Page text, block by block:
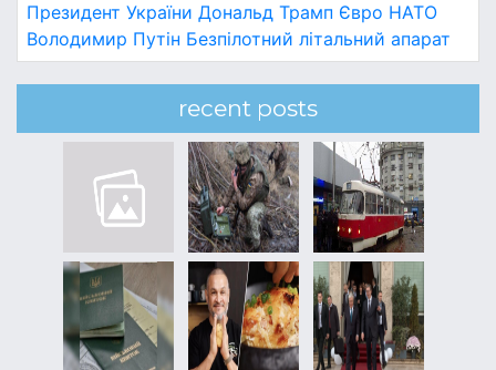
Президент України Дональд Трамп Євро НАТО
Володимир Путін Безпілотний літальний апарат
recent posts